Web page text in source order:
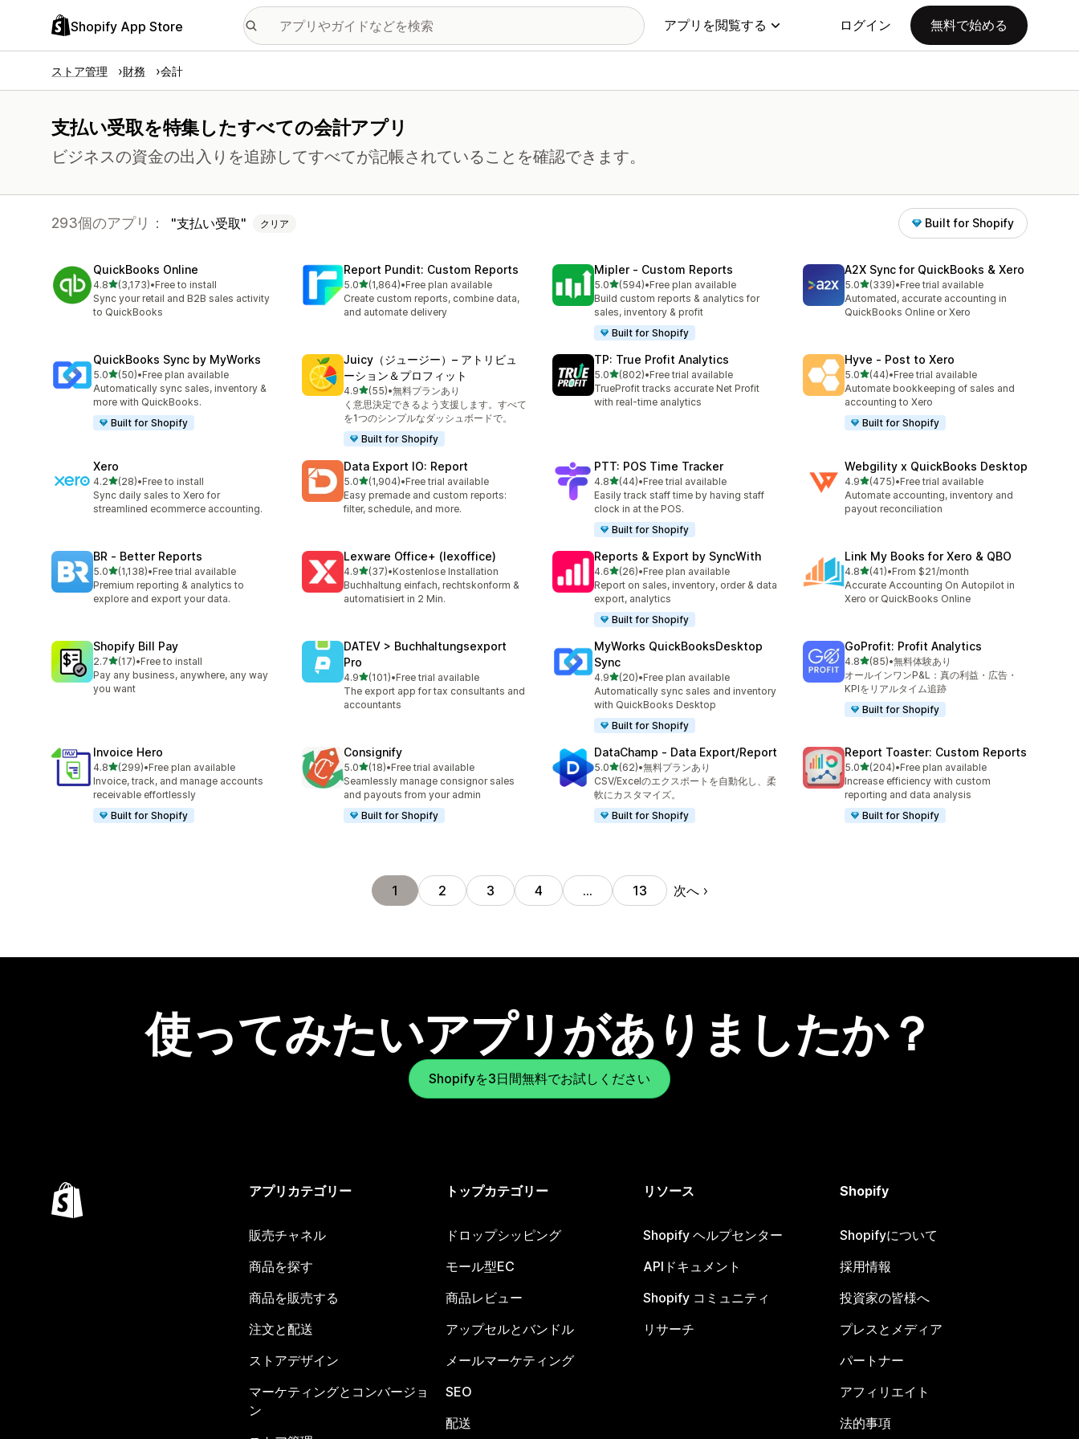
Shopify App Store アプリを閲覧する ログイン 無料で始める
ストア管理 財務 会計
支払い受取を特集したすべての会計アプリ
ビジネスの資金の出入りを追跡してすべてが記帳されていることを確認できます。
293個のアプリ： 支払い受取 クリア Built for Shopify
QuickBooks Online
4.85つ星中
(3,173)
合計レビュー数：3173件
•Free to install
Sync your retail and B2B sales activity
to QuickBooks
Report Pundit: Custom Reports
5.05つ星中
(1,864)
合計レビュー数：1864件
•Free plan available
Create custom reports, combine data,
and automate delivery
Mipler ‑ Custom Reports
5.05つ星中
(594)
合計レビュー数：594件
•Free plan available
Build custom reports & analytics for
sales, inventory & profit
Built for Shopify
A2X Sync for QuickBooks & Xero
5.05つ星中
(339)
合計レビュー数：339件
•Free trial available
Automated, accurate accounting in
QuickBooks Online or Xero
QuickBooks Sync by MyWorks
5.05つ星中
(50)
合計レビュー数：50件
•Free plan available
Automatically sync sales, inventory &
more with QuickBooks.
Built for Shopify
Juicy（ジュージー）– アトリビュ
ーション＆プロフィット
4.95つ星中
(55)
合計レビュー数：55件
•無料プランあり
く意思決定できるよう支援します。すべて
を1つのシンプルなダッシュボードで。
Built for Shopify
TP: True Profit Analytics
5.05つ星中
(802)
合計レビュー数：802件
•Free trial available
TrueProfit tracks accurate Net Profit
with real-time analytics
Hyve ‑ Post to Xero
5.05つ星中
(44)
合計レビュー数：44件
•Free trial available
Automate bookkeeping of sales and
accounting to Xero
Built for Shopify
Xero
4.25つ星中
(28)
合計レビュー数：28件
•Free to install
Sync daily sales to Xero for
streamlined ecommerce accounting.
Data Export IO: Report
5.05つ星中
(1,904)
合計レビュー数：1904件
•Free trial available
Easy premade and custom reports:
filter, schedule, and more.
PTT: POS Time Tracker
4.85つ星中
(44)
合計レビュー数：44件
•Free trial available
Easily track staff time by having staff
clock in at the POS.
Built for Shopify
Webgility x QuickBooks Desktop
4.95つ星中
(475)
合計レビュー数：475件
•Free trial available
Automate accounting, inventory and
payout reconciliation
BR ‑ Better Reports
5.05つ星中
(1,138)
合計レビュー数：1138件
•Free trial available
Premium reporting & analytics to
explore and export your data.
Lexware Office+ (lexoffice)
4.95つ星中
(37)
合計レビュー数：37件
•Kostenlose Installation
Buchhaltung einfach, rechtskonform &
automatisiert in 2 Min.
Reports & Export by SyncWith
4.65つ星中
(26)
合計レビュー数：26件
•Free plan available
Report on sales, inventory, order & data
export, analytics
Built for Shopify
Link My Books for Xero & QBO
4.85つ星中
(41)
合計レビュー数：41件
•From $21/month
Accurate Accounting On Autopilot in
Xero or QuickBooks Online
Shopify Bill Pay
2.75つ星中
(17)
合計レビュー数：17件
•Free to install
Pay any business, anywhere, any way
you want
DATEV > Buchhaltungsexport
Pro
4.95つ星中
(101)
合計レビュー数：101件
•Free trial available
The export app for tax consultants and
accountants
MyWorks QuickBooksDesktop
Sync
4.95つ星中
(20)
合計レビュー数：20件
•Free plan available
Automatically sync sales and inventory
with QuickBooks Desktop
Built for Shopify
GoProfit: Profit Analytics
4.85つ星中
(85)
合計レビュー数：85件
•無料体験あり
オールインワンP&L：真の利益・広告・
KPIをリアルタイム追跡
Built for Shopify
Invoice Hero
4.85つ星中
(299)
合計レビュー数：299件
•Free plan available
Invoice, track, and manage accounts
receivable effortlessly
Built for Shopify
Consignify
5.05つ星中
(18)
合計レビュー数：18件
•Free trial available
Seamlessly manage consignor sales
and payouts from your admin
Built for Shopify
DataChamp ‑ Data Export/Report
5.05つ星中
(62)
合計レビュー数：62件
•無料プランあり
CSV/Excelのエクスポートを自動化し、柔
軟にカスタマイズ。
Built for Shopify
Report Toaster: Custom Reports
5.05つ星中
(204)
合計レビュー数：204件
•Free plan available
Increase efficiency with custom
reporting and data analysis
Built for Shopify
1 2 3 4 … 13 次へ
使ってみたいアプリがありましたか？
Shopifyを3日間無料でお試しください
アプリカテゴリー
販売チャネル
商品を探す
商品を販売する
注文と配送
ストアデザイン
マーケティングとコンバージョ
ン
トップカテゴリー
ドロップシッピング
モール型EC
商品レビュー
アップセルとバンドル
メールマーケティング
SEO
配送
リソース
Shopify ヘルプセンター
APIドキュメント
Shopify コミュニティ
リサーチ
Shopify
Shopifyについて
採用情報
投資家の皆様へ
プレスとメディア
パートナー
アフィリエイト
法的事項